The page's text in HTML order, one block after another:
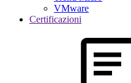
VMware
Certificazioni